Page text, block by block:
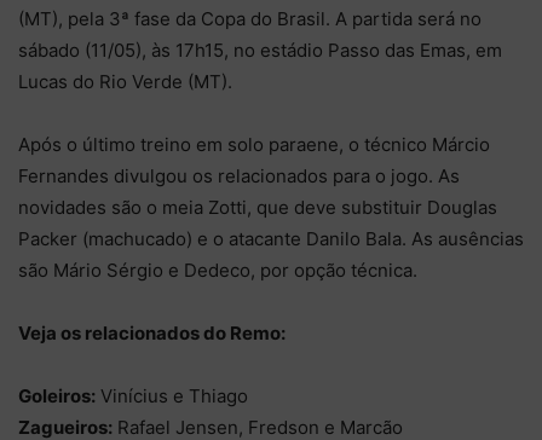
(MT), pela 3ª fase da Copa do Brasil. A partida será no
sábado (11/05), às 17h15, no estádio Passo das Emas, em
Lucas do Rio Verde (MT).
Após o último treino em solo paraene, o técnico Márcio
Fernandes divulgou os relacionados para o jogo. As
novidades são o meia Zotti, que deve substituir Douglas
Packer (machucado) e o atacante Danilo Bala. As ausências
são Mário Sérgio e Dedeco, por opção técnica.
Veja os relacionados do Remo:
Goleiros: Vinícius e Thiago
Zagueiros: Rafael Jensen, Fredson e Marcão